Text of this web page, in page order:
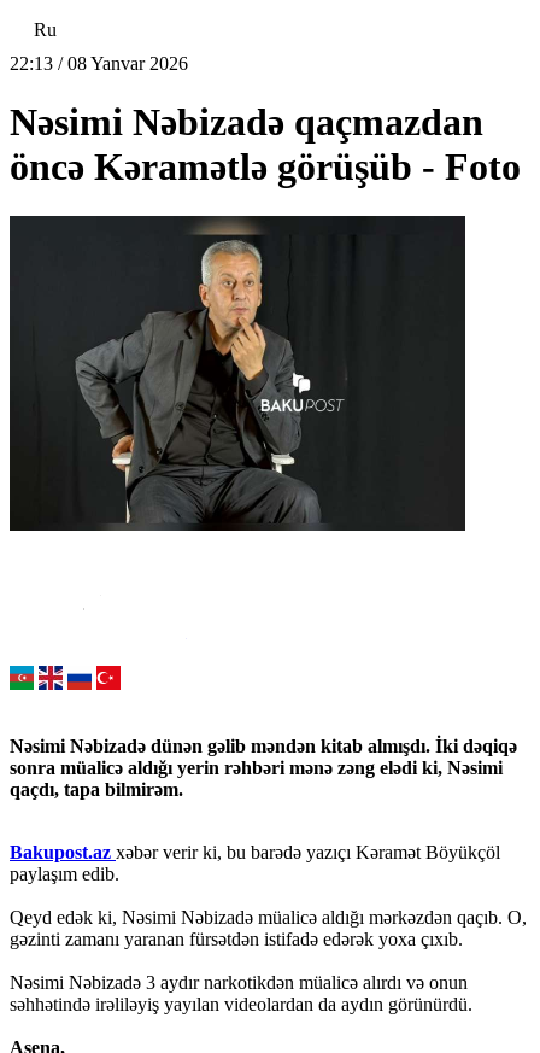
Ru
22:13 / 08 Yanvar 2026
Nəsimi Nəbizadə qaçmazdan
öncə Kəramətlə görüşüb - Foto
Nəsimi Nəbizadə dünən gəlib məndən kitab almışdı. İki dəqiqə
sonra müalicə aldığı yerin rəhbəri mənə zəng elədi ki, Nəsimi
qaçdı, tapa bilmirəm.
Bakupost.az xəbər verir ki, bu barədə yazıçı Kəramət Böyükçöl
paylaşım edib.
Qeyd edək ki, Nəsimi Nəbizadə müalicə aldığı mərkəzdən qaçıb. O,
gəzinti zamanı yaranan fürsətdən istifadə edərək yoxa çıxıb.
Nəsimi Nəbizadə 3 aydır narkotikdən müalicə alırdı və onun
səhhətində irəliləyiş yayılan videolardan da aydın görünürdü.
Asena,